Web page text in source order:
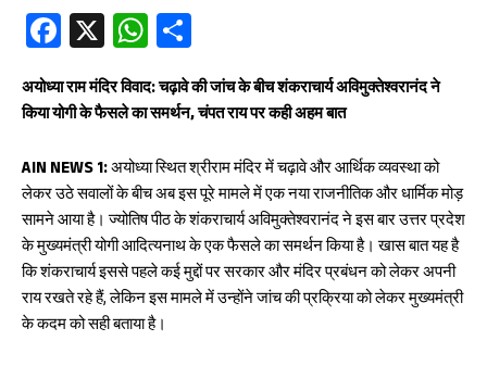
Fa
ce
b
oo
k
X W
ha
ts
A
p
p
ha
re
अयोध्या राम मंदिर विवाद: चढ़ावे की जांच के बीच शंकराचार्य अविमुक्तेश्वरानंद ने
किया योगी के फैसले का समर्थन, चंपत राय पर कही अहम बात
AIN NEWS 1:अयोध्या स्थित श्रीराम मंदिर में चढ़ावे और आर्थिक व्यवस्था को
लेकर उठे सवालों के बीच अब इस पूरे मामले में एक नया राजनीतिक और धार्मिक मोड़
सामने आया है। ज्योतिष पीठ के शंकराचार्य अविमुक्तेश्वरानंद ने इस बार उत्तर प्रदेश
के मुख्यमंत्री योगी आदित्यनाथ के एक फैसले का समर्थन किया है। खास बात यह है
कि शंकराचार्य इससे पहले कई मुद्दों पर सरकार और मंदिर प्रबंधन को लेकर अपनी
राय रखते रहे हैं, लेकिन इस मामले में उन्होंने जांच की प्रक्रिया को लेकर मुख्यमंत्री
के कदम को सही बताया है।